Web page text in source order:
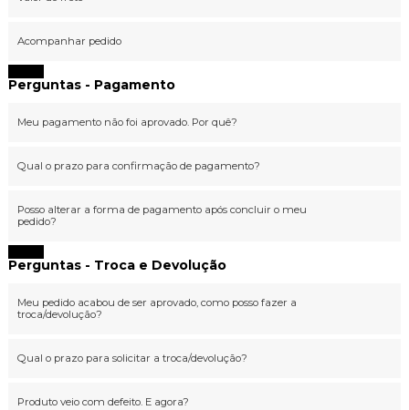
Acompanhar pedido
Perguntas - Pagamento
Meu pagamento não foi aprovado. Por quê?
Qual o prazo para confirmação de pagamento?
Posso alterar a forma de pagamento após concluir o meu
pedido?
Perguntas - Troca e Devolução
Meu pedido acabou de ser aprovado, como posso fazer a
troca/devolução?
Qual o prazo para solicitar a troca/devolução?
Produto veio com defeito. E agora?